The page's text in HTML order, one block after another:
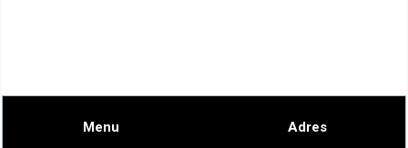
Menu Adres